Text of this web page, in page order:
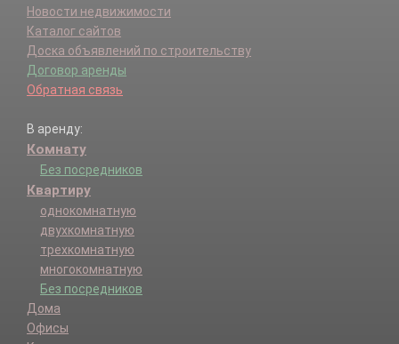
Новости недвижимости
Каталог сайтов
Доска объявлений по строительству
Договор аренды
Обратная связь
В аренду:
Комнату
Без посредников
Квартиру
однокомнатную
двухкомнатную
трехкомнатную
многокомнатную
Без посредников
Дома
Офисы